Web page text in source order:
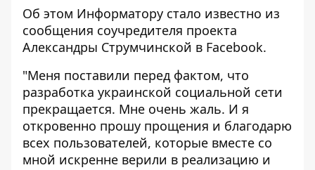
Об этом Информатору стало известно из
сообщения соучредителя проекта
Александры Струмчинской в Facebook.
"Меня поставили перед фактом, что
разработка украинской социальной сети
прекращается. Мне очень жаль. И я
откровенно прошу прощения и благодарю
всех пользователей, которые вместе со
мной искренне верили в реализацию и